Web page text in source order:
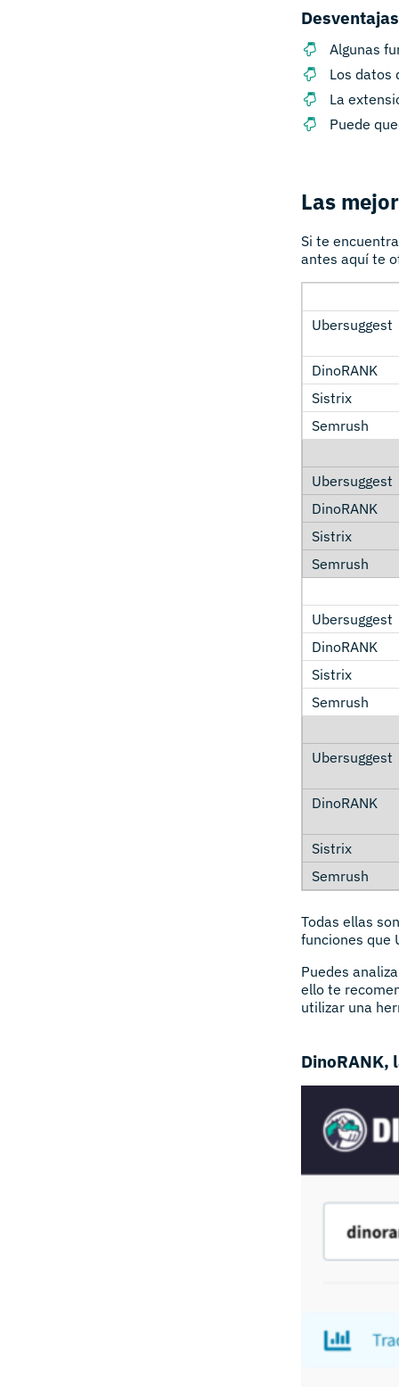
Desventajas
Algunas
Los datos
La
Puede
Las
Si te
antes aquí te
Todas ellas
funciones que
Puedes
ello te
utilizar una
DinoRANK,